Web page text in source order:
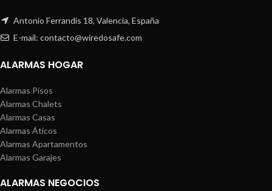
Antonio Ferrandis 18, Valencia, España
E-mail: contacto@wiredosafe.com
ALARMAS HOGAR
Alarmas Pisos
Alarmas Chalets
Alarmas Casas
Alarmas Áticos
Alarmas Apartamentos
Alarmas Garajes
ALARMAS NEGOCIOS